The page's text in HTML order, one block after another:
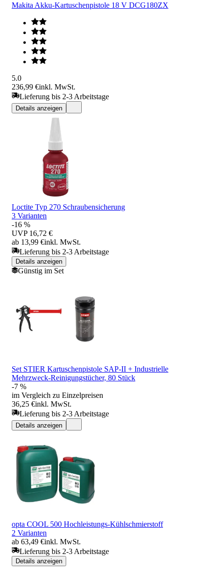
Makita Akku-Kartuschenpistole 18 V DCG180ZX
5.0
236,99 €inkl. MwSt.
Lieferung bis 2-3 Arbeitstage
Details anzeigen
Loctite Typ 270 Schraubensicherung
3 Varianten
-16 %
UVP 16,72 €
ab 13,99 €inkl. MwSt.
Lieferung bis 2-3 Arbeitstage
Details anzeigen
Günstig im Set
Set STIER Kartuschenpistole SAP-II + Industrielle
Mehrzweck-Reinigungstücher, 80 Stück
-7 %
im Vergleich zu Einzelpreisen
36,25 €inkl. MwSt.
Lieferung bis 2-3 Arbeitstage
Details anzeigen
opta COOL 500 Hochleistungs-Kühlschmierstoff
2 Varianten
ab 63,49 €inkl. MwSt.
Lieferung bis 2-3 Arbeitstage
Details anzeigen